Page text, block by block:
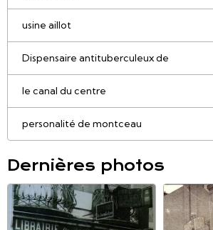
usine aillot
Dispensaire antituberculeux de
le canal du centre
personalité de montceau
Dernières photos